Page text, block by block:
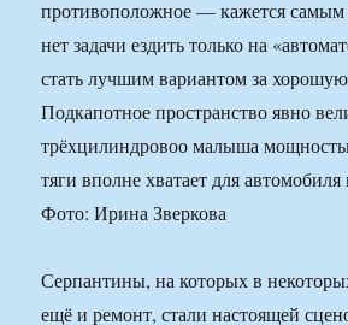
противоположное — кажется
нет задачи ездить только на
стать лучшим вариантом за
Подкапотное пространство явно
трёхцилиндровоо малыша
тяги вполне хватает для
Фото: Ирина Зверкова
Серпантины, на которых в
ещё и ремонт, стали настоящей